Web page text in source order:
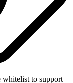
whitelist to support